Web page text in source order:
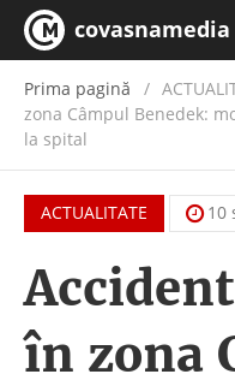
covasnamedia
Prima pagină
zona Câmpul Benedek:
la spital
ACTUALITATE 10
în zona